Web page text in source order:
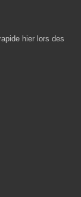
hier lors des